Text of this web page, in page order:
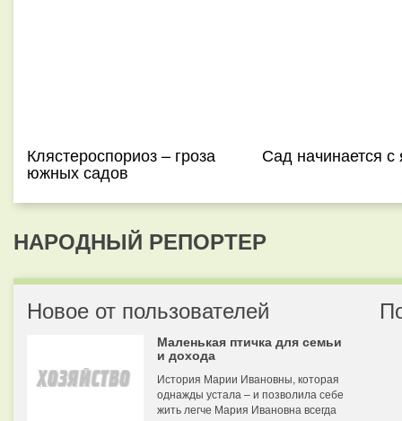
Клястероспориоз – гроза
южных садов
Сад начинается с
НАРОДНЫЙ РЕПОРТЕР
Новое от пользователей
Маленькая птичка для семьи
и дохода
История Марии Ивановны, которая
однажды устала – и позволила себе
жить легче Мария Ивановна всегда